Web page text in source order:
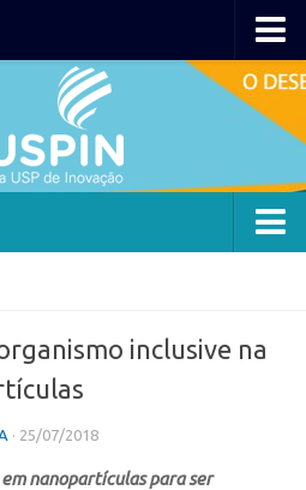
inclusive na
· 25/07/2018
nanopartículas para ser